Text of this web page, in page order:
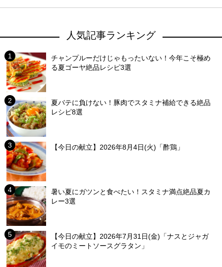
人気記事ランキング
チャンプルーだけじゃもったいない！今年こそ極め
る夏ゴーヤ絶品レシピ3選
夏バテに負けない！豚肉でスタミナ補給できる絶品
レシピ8選
【今日の献立】2026年8月4日(火)「酢鶏」
暑い夏にガツンと食べたい！スタミナ満点絶品夏カ
レー3選
【今日の献立】2026年7月31日(金)「ナスとジャガ
イモのミートソースグラタン」